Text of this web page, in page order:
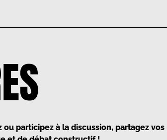
participez à la discussion, partagez